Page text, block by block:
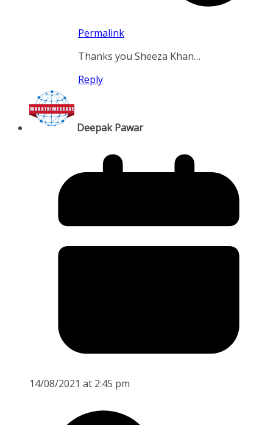
Permalink
Thanks you Sheeza Khan…
Reply
Deepak Pawar
14/08/2021 at 2:45 pm